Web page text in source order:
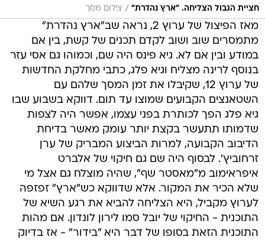
חציית הגבול הצליחה. "ארץ נהדרת" / צילום מסך
מאז הפיצול של ערוץ 2, נראה שב"ארץ נהדרת"
מתמסרים שוב ושוב לקדם תכנים של קשת, בין אם
במודע ובין אם לא. גיא פינס היה שם, וכמוהו גם אסי עזר
בנוסף לרינה מצליח וגיא פלג, כתבי מחלקת החדשות
של ערוץ 12, שקיבלו את זמן המסך שלהם עם
השטאנצים הקבועים שמוצו עד תום. דווקא בשבוע שבו
גיא פלג הפך לכותרת בפני עצמו, אפשר היה לצפות
שדמותו תתעשר בקצת יותר עומק מאשר בדיחת
הדיבוב הקבועה, למרות הביצוע המבריק של ערן
זרחוביץ'. לבסוף היה שם גם חיקוי של אלברט
איפראימוב מ"מאסטר שף", שהיה מוצלח גם אצל מי
שלא הכיר את המקור. אלא שדווקא כש"ארץ" זפזפה
לערוץ מקביל, היא הצליחה להביא את רגע השיא של
התוכנית - החיקוי של יובל סמו לירון לונדון. אם מהות
התוכנית הזאת בסופו של דבר היא "בידור" - אז בדיוק